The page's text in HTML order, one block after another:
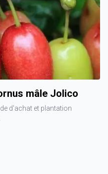
mâle Jolico
d'achat et plantation